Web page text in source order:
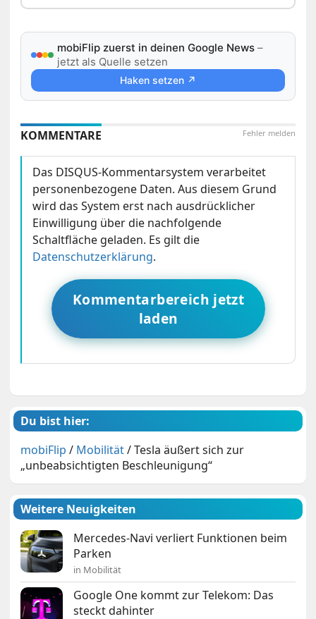
mobiFlip zuerst in deinen Google News –
jetzt als Quelle setzen
Haken setzen ↗
Fehler melden
KOMMENTARE
Das DISQUS-Kommentarsystem verarbeitet
personenbezogene Daten. Aus diesem Grund
wird das System erst nach ausdrücklicher
Einwilligung über die nachfolgende
Schaltfläche geladen. Es gilt die
Datenschutzerklärung.
Kommentarbereich jetzt
laden
Du bist hier:
mobiFlip / Mobilität/Tesla äußert sich zur
„unbeabsichtigten Beschleunigung“
Weitere Neuigkeiten
Mercedes-Navi verliert Funktionen beim
Parken
in Mobilität
Google One kommt zur Telekom: Das
steckt dahinter